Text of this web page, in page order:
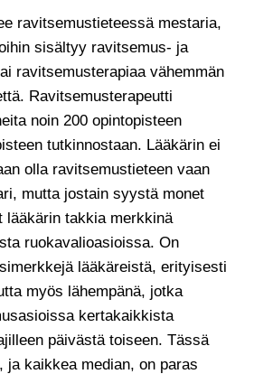
ravitsemustieteessä mestaria,
sisältyy ravitsemus- ja
ravitsemusterapiaa vähemmän
Ravitsemusterapeutti
noin 200 opintopisteen
tutkinnostaan. Lääkärin ei
olla ravitsemustieteen vaan
mutta jostain syystä monet
lääkärin takkia merkkinä
ruokavalioasioissa. On
lääkäreistä, erityisesti
myös lähempänä, jotka
kertakaikkista
päivästä toiseen. Tässä
ja kaikkea median, on paras